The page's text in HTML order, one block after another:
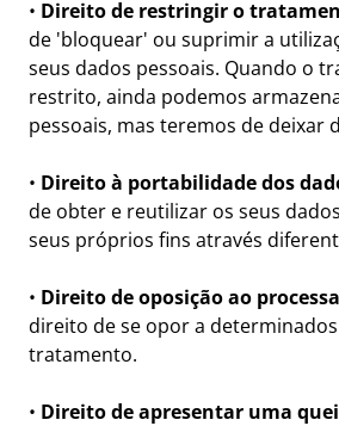
• Direito de restringir o
de 'bloquear' ou suprimir a
seus dados pessoais. Quando o
restrito, ainda podemos
pessoais, mas teremos de deixar
• Direito à portabilidade dos
de obter e reutilizar os seus
seus próprios fins através
• Direito de oposição ao
direito de se opor a
tratamento.
• Direito de apresentar uma